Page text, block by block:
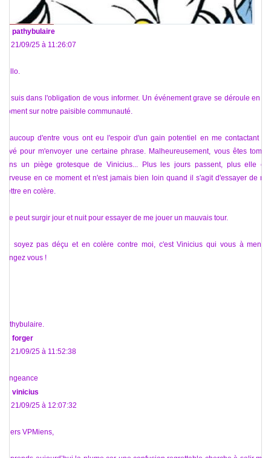
pathybulaire
Le 21/09/25 à 11:26:07
Hello.
Je suis dans l'obligation de vous informer. Un événement grave se déroule en ce
moment sur notre paisible communauté.
Beaucoup d'entre vous ont eu l'espoir d'un gain potentiel en me contactant en
privé pour m'envoyer une certaine phrase. Malheureusement, vous êtes tombé
dans un piège grotesque de Vinicius... Plus les jours passent, plus elle est
nerveuse en ce moment et n'est jamais bien loin quand il s'agit d'essayer de me
mettre en colère.
Elle peut surgir jour et nuit pour essayer de me jouer un mauvais tour.
Ne soyez pas déçu et en colère contre moi, c'est Vinicius qui vous à menti !
Vengez vous !
Pathybulaire.
forger
Le 21/09/25 à 11:52:38
Vengeance
vinicius
Le 21/09/25 à 12:07:32
Chers VPMiens,